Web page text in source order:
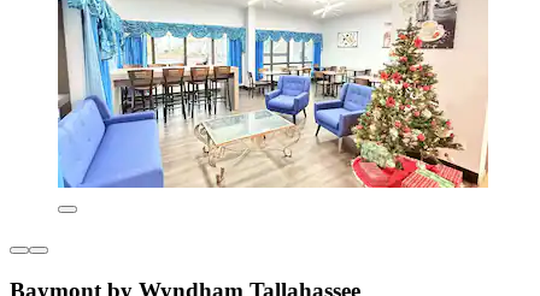
Baymont by Wyndham Tallahassee